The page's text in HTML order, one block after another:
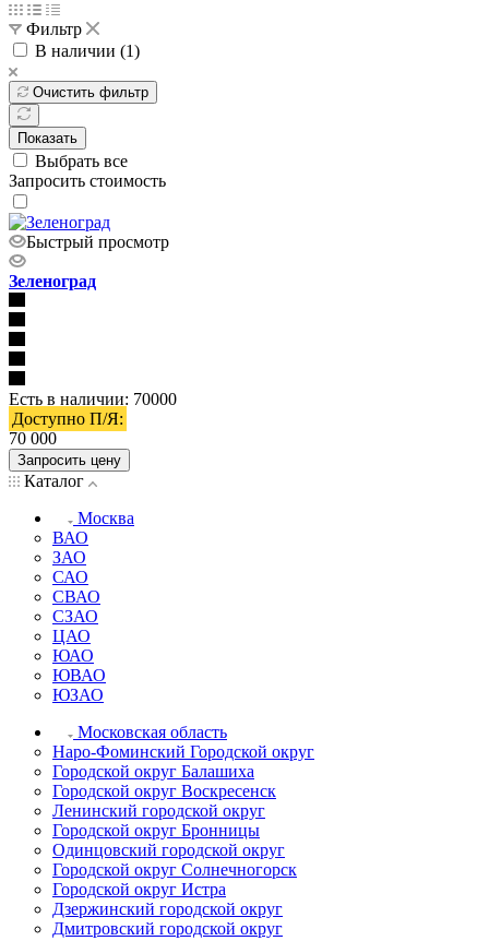
Фильтр
В наличии (1)
Очистить фильтр
Показать
Выбрать все
Запросить стоимость
Быстрый просмотр
Зеленоград
Есть в наличии: 70000
Доступно П/Я:
70 000
Запросить цену
Каталог
Москва
ВАО
ЗАО
САО
СВАО
СЗАО
ЦАО
ЮАО
ЮВАО
ЮЗАО
Московская область
Наро-Фоминский Городской округ
Городской округ Балашиха
Городской округ Воскресенск
Ленинский городской округ
Городской округ Бронницы
Одинцовский городской округ
Городской округ Солнечногорск
Городской округ Истра
Дзержинский городской округ
Дмитровский городской округ